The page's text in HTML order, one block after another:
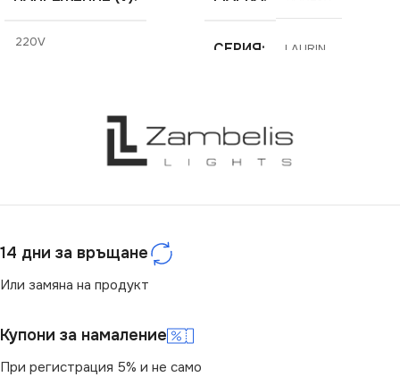
220V
НАЧИН НА МОНТАЖ
Повърхностен
СЕРИЯ LAURIN
ЦОКЪЛ
БРОЙ ФАСУНГИ 3
14 дни за връщане
Или замяна на продукт
Купони за намаление
При регистрация 5% и не само